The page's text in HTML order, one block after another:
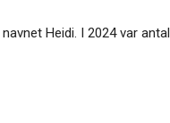
Heidi. I 2024 var